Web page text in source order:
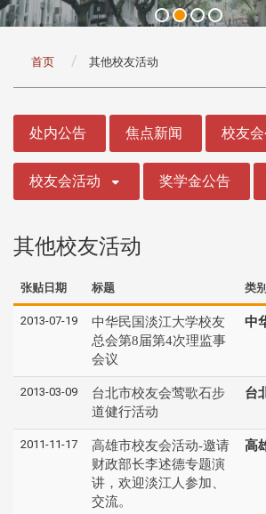
首页 其他校友活动
处内公告 焦点新闻 校友
校友会活动 奖学金公告
其他校友活动
张贴日期 标题 类别
2013-07-19
中华民国淡江大学校友
总会第8届第4次理监事
会议
中
2013-03-09
台北市校友会莺歌石步
道健行活动
台
2011-11-17
高雄市校友会活动-邀请
财政部长李述德专题演
讲，欢迎淡江人参加、
交流。
高